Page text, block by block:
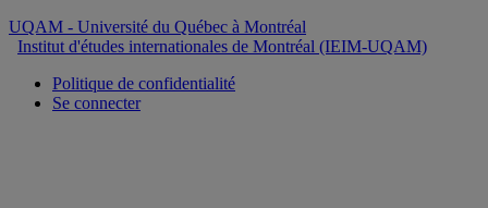
UQAM - Université du Québec à Montréal
Institut d'études internationales de Montréal (IEIM-UQAM)
Politique de confidentialité
Se connecter